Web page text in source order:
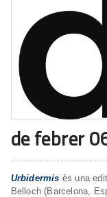
de febrer
Urbidermis és una
Belloch (Barcelona,